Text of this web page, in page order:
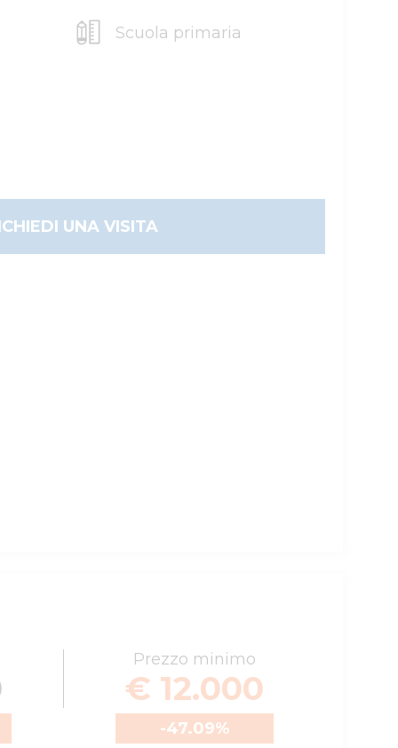
Scuola primaria
UNA VISITA
Prezzo minimo
€ 12.000
-47.09%